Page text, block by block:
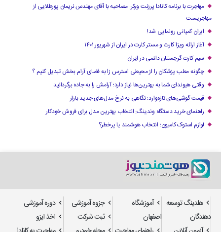
مهاجرت با برنامه کانادا پرزنت ورکر: مصاحبه با آقای مهندس نریمان پورطلایی از
مهاجریست
ایران کمپانی رونمایی شد!
آغاز ارائه ویزا کارت و مستر کارت در ایران از شهریور ۱۴۰۱
سیم کارت گرجستان دائمی در ایران
چگونه مطب پزشکان را از محیطی استرس زا به فضای آرام بخش تبدیل کنیم ؟
وقتی هیوندای شما به بهترین‌ها نیاز دارد؛ آرامش را به جاده برگردانید
قیمت گوشی‌های تازه‌وارد؛ نگاهی به نرخ مدل‌های جدید بازار
راهنمای خرید دستگاه وندینگ: انتخاب بهترین مدل برای فروش خودکار
لوازم استوک کامیون؛ انتخاب هوشمند یا پرخطر؟
هلدینگ توسعه
دهندگان
آموزشگاه
اصفهان
جزوه آموزشی
دوره آموزشی
ثبت شرکت
اخذ ایزو